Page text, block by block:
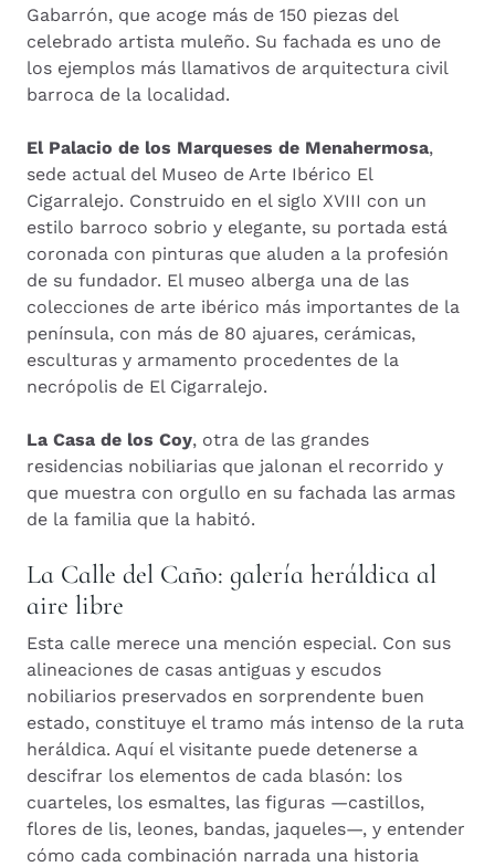
Gabarrón, que acoge más de 150 piezas del
celebrado artista muleño. Su fachada es uno de
los ejemplos más llamativos de arquitectura civil
barroca de la localidad.
El Palacio de los Marqueses de Menahermosa,
sede actual del Museo de Arte Ibérico El
Cigarralejo. Construido en el siglo XVIII con un
estilo barroco sobrio y elegante, su portada está
coronada con pinturas que aluden a la profesión
de su fundador. El museo alberga una de las
colecciones de arte ibérico más importantes de la
península, con más de 80 ajuares, cerámicas,
esculturas y armamento procedentes de la
necrópolis de El Cigarralejo.
La Casa de los Coy, otra de las grandes
residencias nobiliarias que jalonan el recorrido y
que muestra con orgullo en su fachada las armas
de la familia que la habitó.
La Calle del Caño: galería heráldica al
aire libre
Esta calle merece una mención especial. Con sus
alineaciones de casas antiguas y escudos
nobiliarios preservados en sorprendente buen
estado, constituye el tramo más intenso de la ruta
heráldica. Aquí el visitante puede detenerse a
descifrar los elementos de cada blasón: los
cuarteles, los esmaltes, las figuras —castillos,
flores de lis, leones, bandas, jaqueles—, y entender
cómo cada combinación narrada una historia